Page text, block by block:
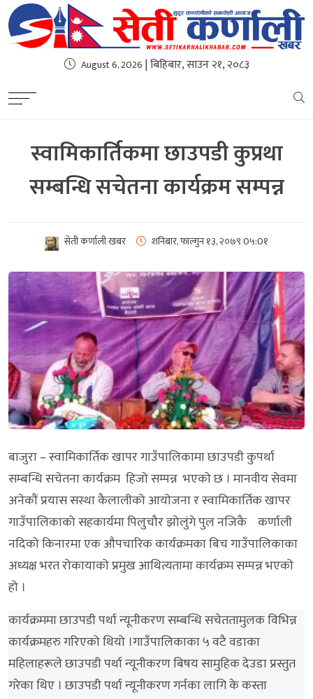
August 6, 2026 | बिहिबार, साउन २१, २०८३
स्वामिकार्तिकमा छाउपडी कुप्रथा
सम्बन्धि सचेतना कार्यक्रम सम्पन्न
सेती कर्णाली खबर शनिबार, फाल्गुन १३, २०७९0५:0१
बाजुरा – स्वामिकार्तिक खापर गाउँपालिकामा छाउपडी कुपर्था
सम्बन्धि सचेतना कार्यक्रम हिजो सम्पन्न भएको छ । मानवीय सेवमा
अनेकौं प्रयास सस्था कैलालीको आयोजना र स्वामिकार्तिक खापर
गाउँपालिकाको सहकार्यमा पिलुचौर झोलुंगे पुल नजिकै कर्णाली
नदिको किनारमा एक औपचारिक कार्यक्रमका बिच गाउँपालिकाका
अध्यक्ष भरत रोकायाको प्रमुख आथित्यतामा कार्यक्रम सम्पन्न भएको
हो ।
कार्यक्रममा छाउपडी पर्था न्यूनीकरण सम्बन्धि सचेततामुलक विभिन्न
कार्यक्रमहरु गरिएको थियो ।गाउँपालिकाका ५ वटै वडाका
महिलाहरूले छाउपडी पर्था न्यूनीकरण बिषय सामुहिक देउडा प्रस्तुत
गरेका थिए । छाउपडी पर्था न्यूनीकरण गर्नका लागि के कस्ता